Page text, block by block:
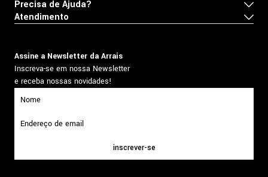
Precisa de Ajuda?
Atendimento
Assine a Newsletter da Arrais
Inscreva-se em nossa Newsletter
e receba nossas novidades!
inscrever-se